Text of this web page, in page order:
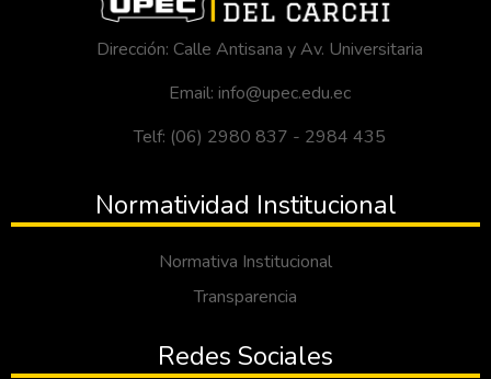
Dirección: Calle Antisana y Av. Universitaria
Email: info@upec.edu.ec
Telf: (06) 2980 837 - 2984 435
Normatividad Institucional
Normativa Institucional
Transparencia
Redes Sociales